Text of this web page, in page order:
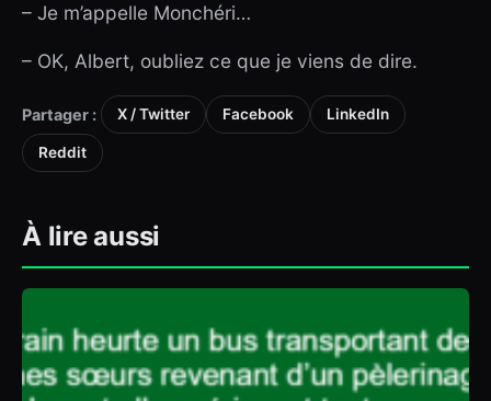
– Je m’appelle Monchéri…
– OK, Albert, oubliez ce que je viens de dire.
Partager : X / Twitter Facebook LinkedIn
Reddit
À lire aussi